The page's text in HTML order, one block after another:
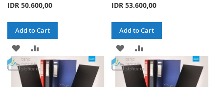
IDR 50.600,00
Add to Cart
ADD
TO
WISH
TO
COMPARE
IDR 53.600,00
Add to Cart
ADD
TO
WISH
TO
COMPARE